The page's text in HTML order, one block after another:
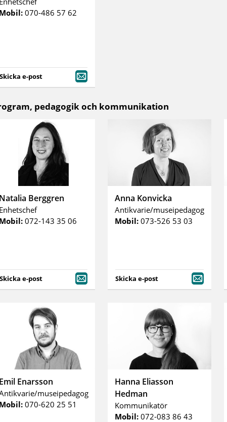
070-486 57 62
Skicka e-post
pedagogik och kommunikation
Berggren
072-143 35 06
Skicka e-post
Anna Konvicka
Antikvarie/museipedagog
Mobil:073-526 53 03
Skicka e-post
Enarsson
museipedagog
070-620 25 51
Hanna Eliasson
Hedman
Kommunikatör
Mobil:072-083 86 43